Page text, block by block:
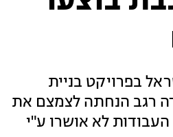
בפרויקט בניית
רגב הנחתה לצמצם את
לא אושרו ע"י